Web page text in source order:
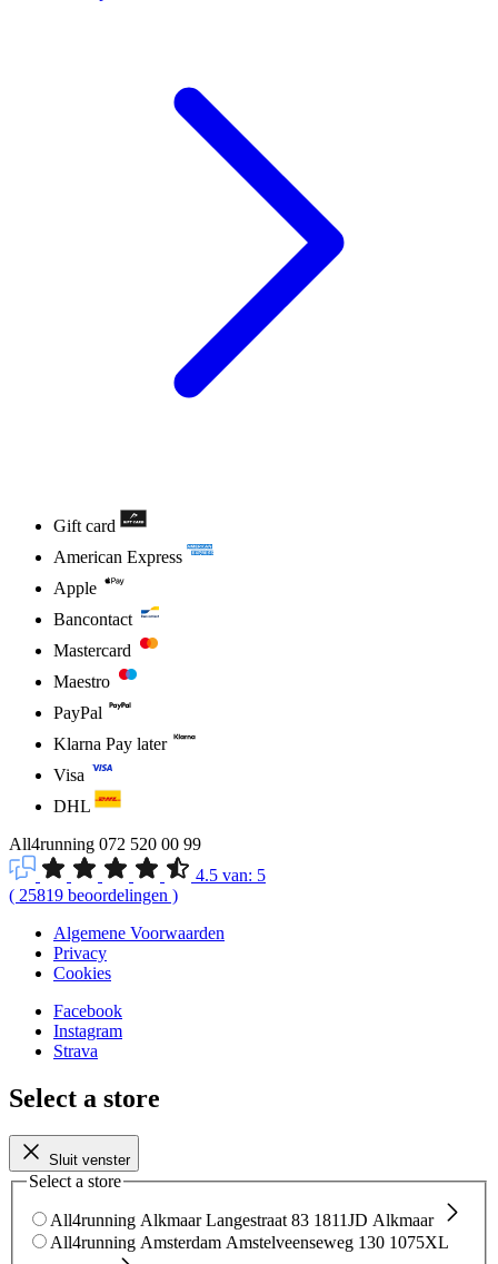
Gift card
American Express
Apple
Bancontact
Mastercard
Maestro
PayPal
Klarna Pay later
Visa
DHL
All4running 072 520 00 99
4.5 van: 5
( 25819 beoordelingen )
Algemene Voorwaarden
Privacy
Cookies
Facebook
Instagram
Strava
Select a store
Sluit venster
Select a store
All4running Alkmaar Langestraat 83 1811JD Alkmaar
All4running Amsterdam Amstelveenseweg 130 1075XL